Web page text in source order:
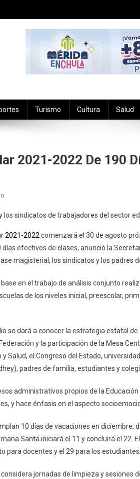
Turismo Cultura Salud
‪2021-2022‬ De 190
Presenta
‪2021-
2022‬
190
Días
sindicatos de trabajadores del sector
‪2021-2022‬ comenzará el 30 de agosto
efectivos de clases, anunció la
magisterial, los sindicatos y los padres
en el trabajo de análisis conjunto
de los niveles inicial, preescolar,
se dará a conocer la estrategia estatal de
y la participación de la Mesa
Salud, el Congreso del Estado,
padres de familia, estudiantes y
administrativos propios de la Educación
y hace énfasis en el aspecto
10 días de vacaciones en diciembre,
Santa iniciará el 11 y concluirá el 22.
para docentes y el 29 para los estudiantes.
jornadas de limpieza y sesiones